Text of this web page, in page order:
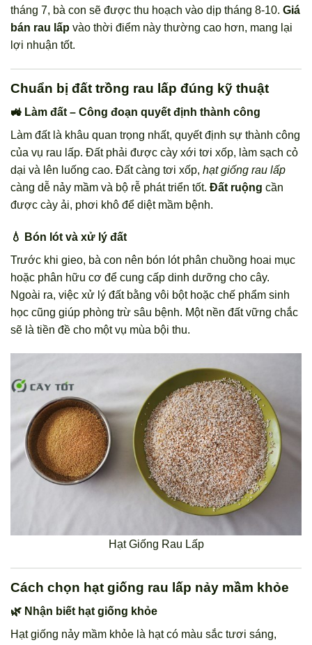
tháng 7, bà con sẽ được thu hoạch vào dịp tháng 8-10. Giá
bán rau lấp vào thời điểm này thường cao hơn, mang lại
lợi nhuận tốt.
Chuẩn bị đất trồng rau lấp đúng kỹ thuật
🚜 Làm đất – Công đoạn quyết định thành công
Làm đất là khâu quan trọng nhất, quyết định sự thành công
của vụ rau lấp. Đất phải được cày xới tơi xốp, làm sạch cỏ
dại và lên luống cao. Đất càng tơi xốp, hạt giống rau lấp
càng dễ nảy mầm và bộ rễ phát triển tốt. Đất ruộng cần
được cày ải, phơi khô để diệt mầm bệnh.
💧 Bón lót và xử lý đất
Trước khi gieo, bà con nên bón lót phân chuồng hoai mục
hoặc phân hữu cơ để cung cấp dinh dưỡng cho cây.
Ngoài ra, việc xử lý đất bằng vôi bột hoặc chế phẩm sinh
học cũng giúp phòng trừ sâu bệnh. Một nền đất vững chắc
sẽ là tiền đề cho một vụ mùa bội thu.
Hạt Giống Rau Lấp
Cách chọn hạt giống rau lấp nảy mầm khỏe
🌿 Nhận biết hạt giống khỏe
Hạt giống nảy mầm khỏe là hạt có màu sắc tươi sáng,